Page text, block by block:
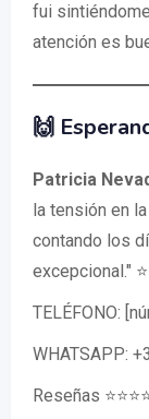
fui
atención es
🙌
Patricia
la tensión en
contando los
excepcional."
TELÉFONO:
WHATSAPP:
Reseñas